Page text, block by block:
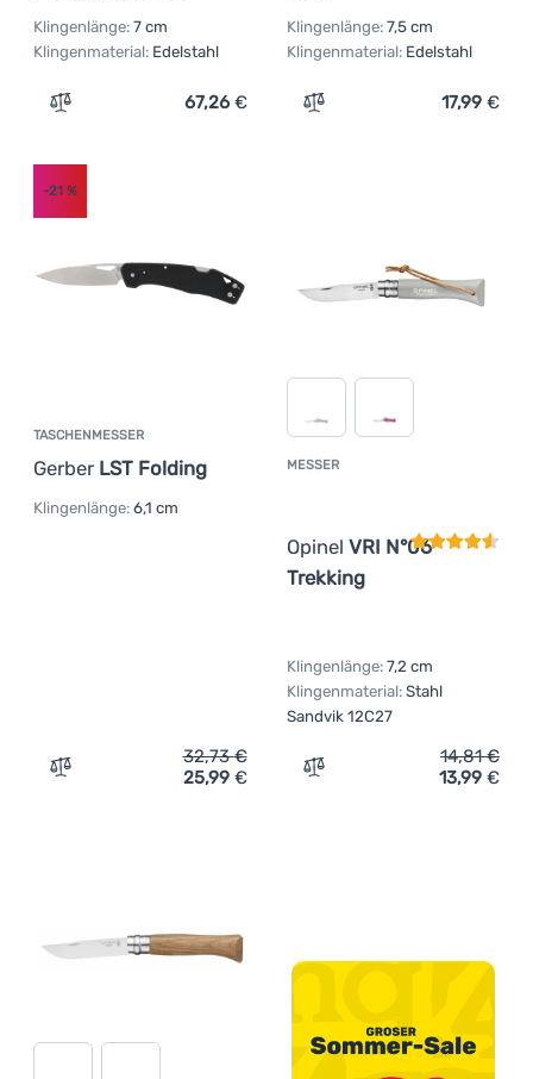
Klingenlänge: 7 cm
Klingenmaterial: Edelstahl
Zum Vergleich 'Klappmesser Hultafors Outdoor Folding
67,26 €
Klingenlänge: 7,5 cm
Klingenmaterial: Edelstahl
Zum Vergleich
17,99 €
TASCHENMESSER
Gerber LST Folding
-21 %
Klingenlänge: 6,1 cm
Zum Vergleich 'Taschenmesser Gerber LST Folding'
32,73€
25,99 €
MESSER
Opinel VRI N°06
Trekking
Klingenlänge: 7,2 cm
Klingenmaterial: Stahl
Sandvik 12C27
Zum Vergleich 'Messer
14,81€
13,99 €